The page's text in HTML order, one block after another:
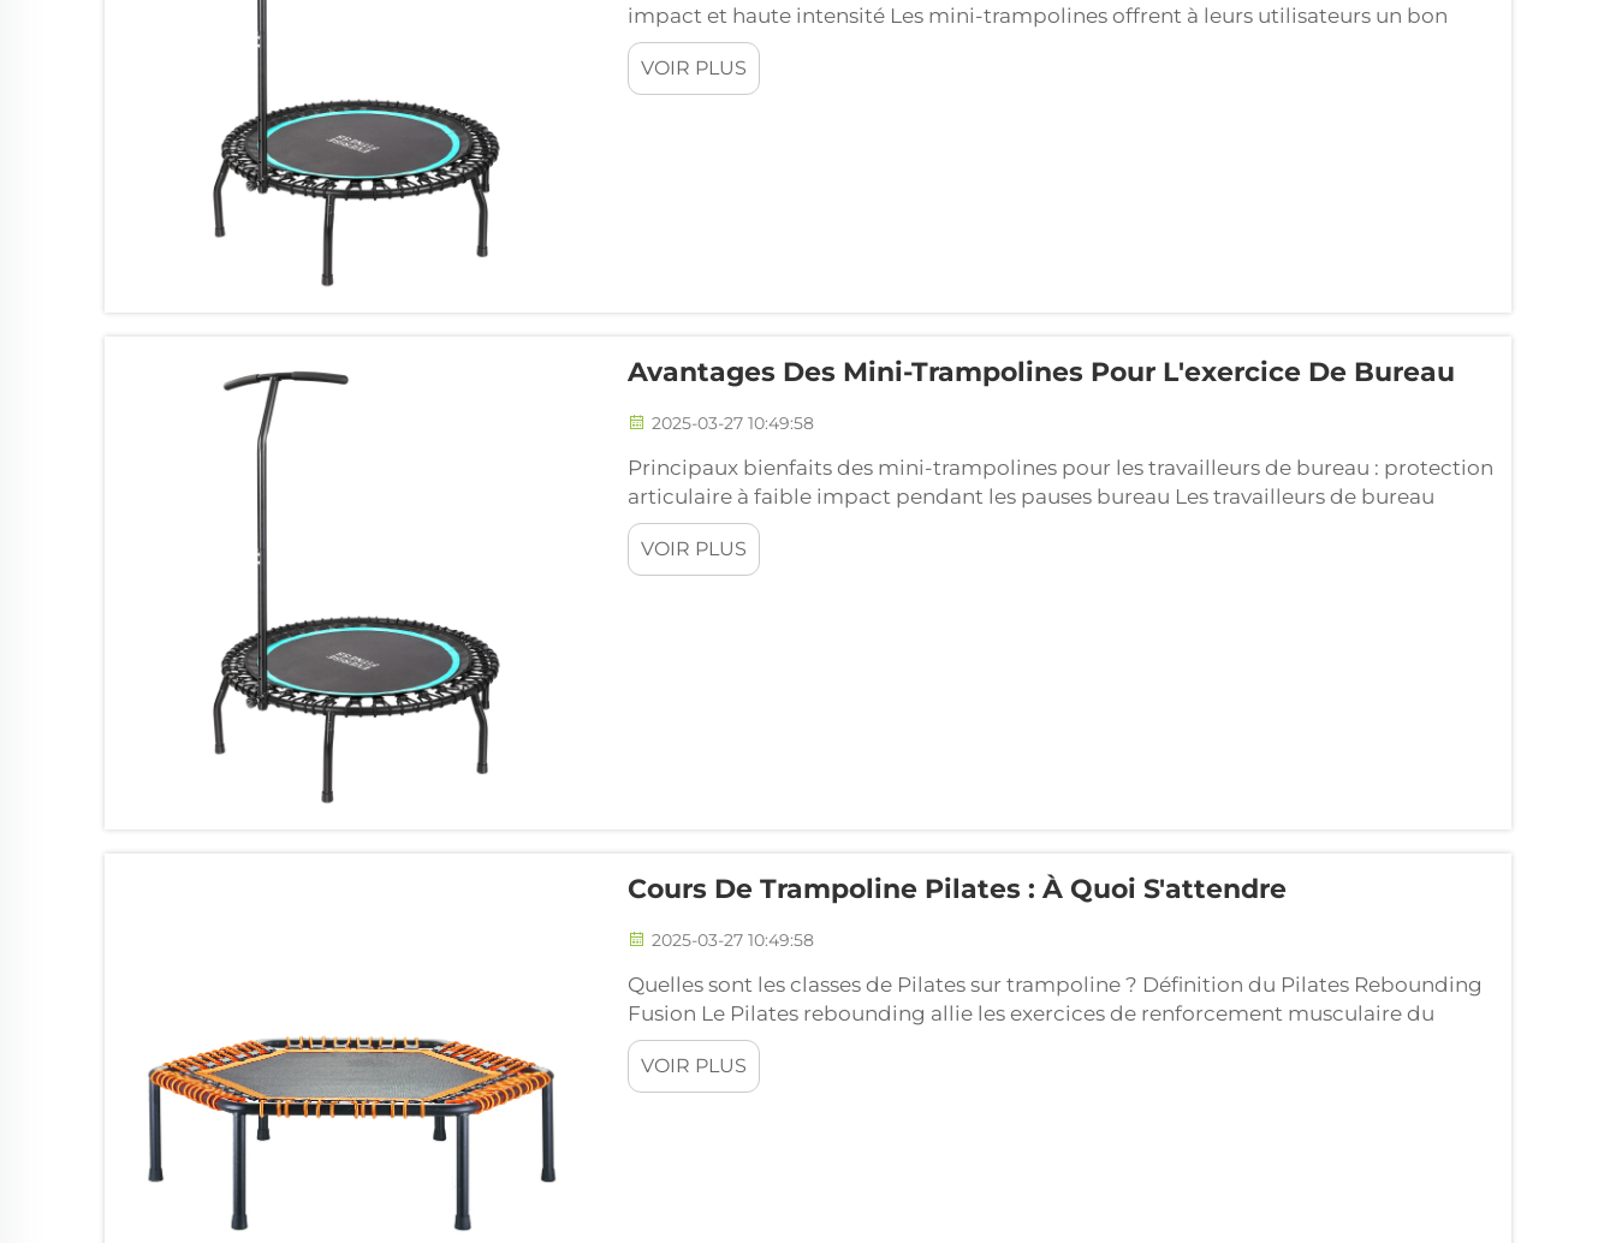
impact et haute intensité Les mini-trampolines offrent à leurs utilisateurs un bon
entraînement cardiovasculaire sans imposer trop de stress sur les genoux et les
chevilles grâce aux ressorts ou élastiques situés en dessous. Les gens utilisent souvent
...
VOIR PLUS
Avantages Des Mini-Trampolines Pour L'exercice De Bureau
2025-03-27 10:49:58
Principaux bienfaits des mini-trampolines pour les travailleurs de bureau : protection
articulaire à faible impact pendant les pauses bureau Les travailleurs de bureau
souhaitant rester actifs entre les réunions trouveront dans les mini-trampolines un
excellent choix, car ils permettent d'effectuer des exercices doux sans imposer trop
de pression sur les articulations...
VOIR PLUS
Cours De Trampoline Pilates : À Quoi S'attendre
2025-03-27 10:49:58
Quelles sont les classes de Pilates sur trampoline ? Définition du Pilates Rebounding
Fusion Le Pilates rebounding allie les exercices de renforcement musculaire du
Pilates traditionnel à l'action ludique de saut sur trampoline. Cet exercice se pratique
sur de petits trampolines parfois appelés trampolines de fitness ou mini-trampolines.
VOIR PLUS